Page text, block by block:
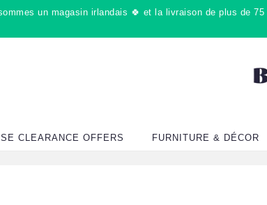
un magasin irlandais 🍀 et la livraison de plus de
CLEARANCE OFFERS FURNITURE & DÉCOR